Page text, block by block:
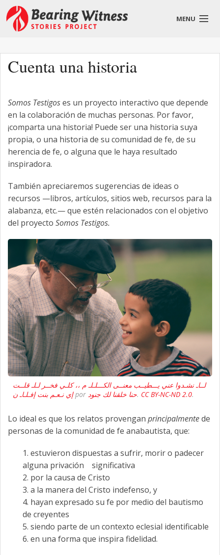
MENU
El Proyecto
Historias
Cómo vincularse
Cuenta una historia
Somos Testigoses un proyecto interactivo que depende
en la colaboración de muchas personas. Por favor,
¡comparta una historia! Puede ser una historia suya
propia, o una historia de su comunidad de fe, de su
herencia de fe, o alguna que le haya resultado
inspiradora.
También apreciaremos sugerencias de ideas o
recursos —libros, artículos, sitios web, recursos para la
alabanza, etc.— que estén relacionados con el objetivo
del proyecto Somos Testigos.
لــاـ نشـدوا عني يـــطيــب معنــى الكـــلـلـ م ،، كلـي فخــر لـلـ قلــت
إي نـعـم بنت إفـلـاـ نpor حنا خلقنا لك جنود. CC BY-NC-ND 2.0.
Lo ideal es que los relatos provengan principalmentede
personas de la comunidad de fe anabautista, que:
1. estuvieron dispuestas a sufrir, morir o padecer
alguna privación significativa
2. por la causa de Cristo
3. a la manera del Cristo indefenso, y
4. hayan expresado su fe por medio del bautismo
de creyentes
5. siendo parte de un contexto eclesial identificable
6. en una forma que inspira fidelidad.